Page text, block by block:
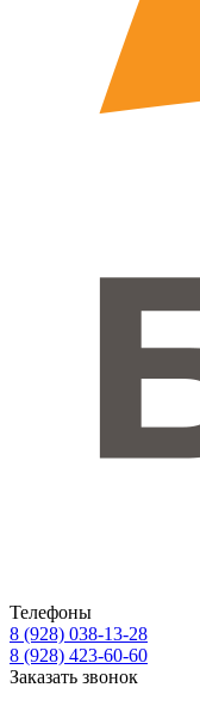
Телефоны
8 (928) 038-13-28
8 (928) 423-60-60
Заказать звонок